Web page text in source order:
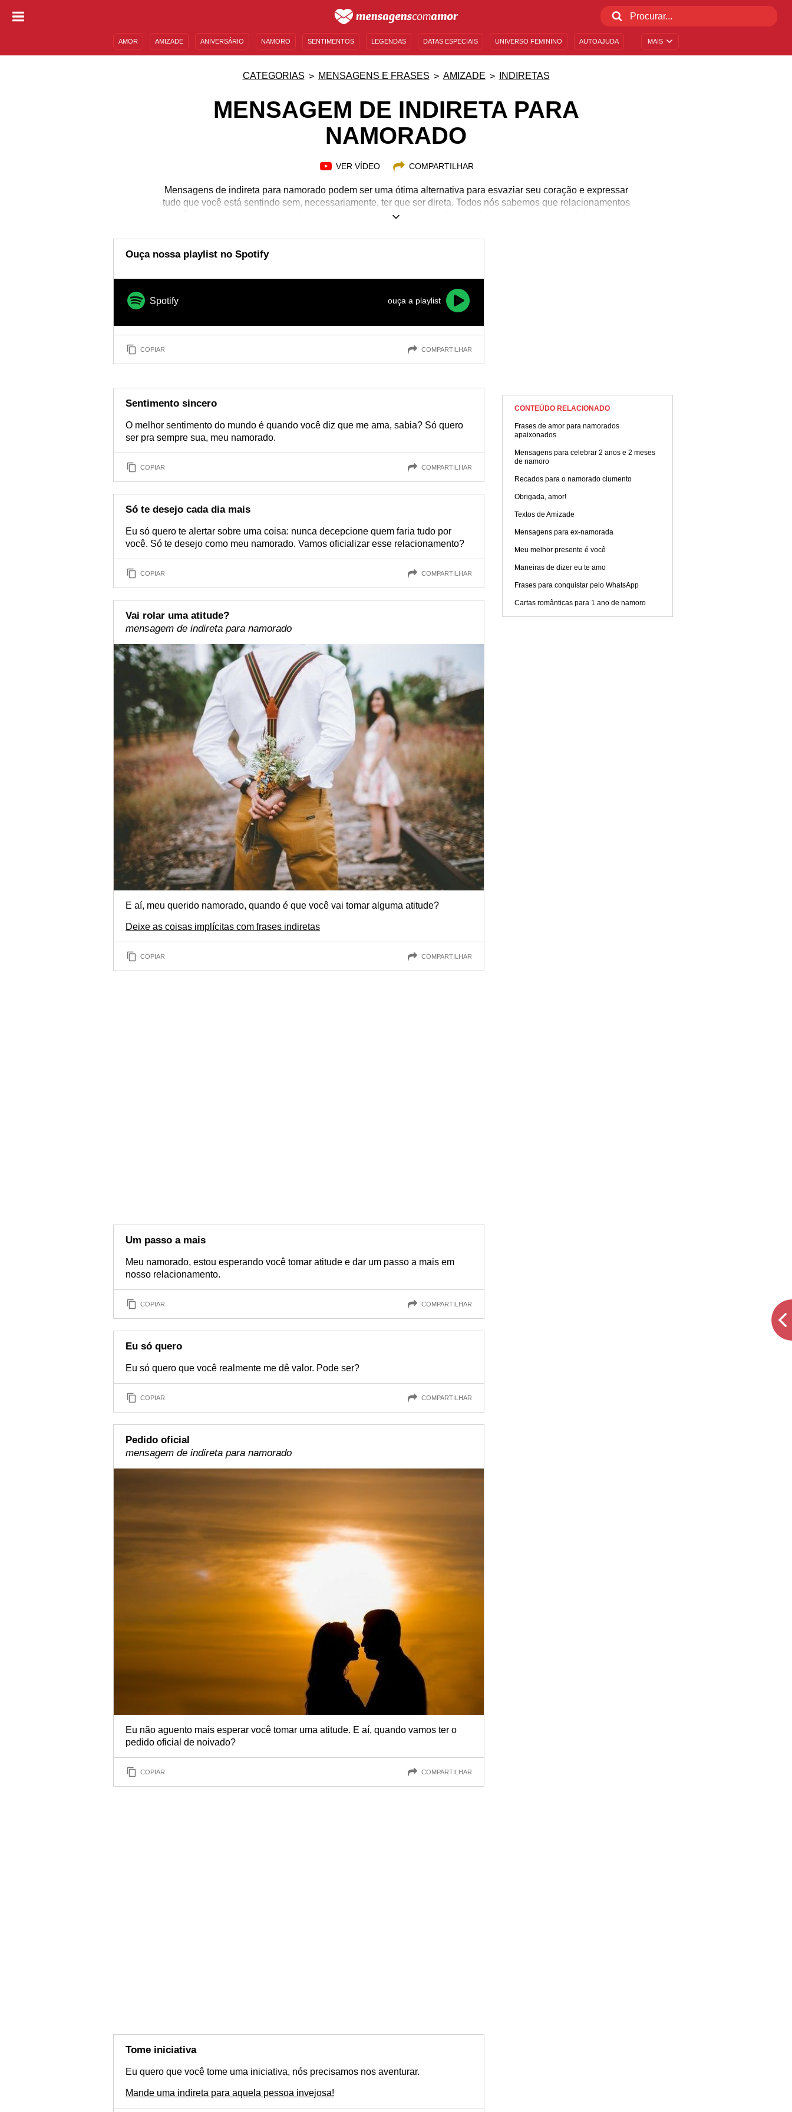
MAIS
AMOR AMIZADE ANIVERSÁRIO NAMORO SENTIMENTOS LEGENDAS DATAS ESPECIAIS UNIVERSO FEMININO AUTOAJUDA
CATEGORIAS MENSAGENS E FRASES AMIZADE INDIRETAS
MENSAGEM DE INDIRETA PARA
NAMORADO
VER VÍDEO COMPARTILHAR
Mensagens de indireta para namorado podem ser uma ótima alternativa para esvaziar seu coração e expressar
tudo que você está sentindo sem, necessariamente, ter que ser direta. Todos nós sabemos que relacionamentos
têm muitos pontos complicados quando o assunto é comunicação, afinal o ser humano por si só é muito
para namorado! Se sua imaginação não estiver muito produtiva, ou se você não for muito boa com as palavras,
conte com a nossa exclusiva seleção de mensagens de indireta para namorado, é só escolher e compartilhar!
Ouça nossa playlist no Spotify
Spotify ouça a playlist
COPIAR COMPARTILHAR
Sentimento sincero
O melhor sentimento do mundo é quando você diz que me ama, sabia? Só quero
ser pra sempre sua, meu namorado.
COPIAR COMPARTILHAR
Só te desejo cada dia mais
Eu só quero te alertar sobre uma coisa: nunca decepcione quem faria tudo por
você. Só te desejo como meu namorado. Vamos oficializar esse relacionamento?
COPIAR COMPARTILHAR
Vai rolar uma atitude?
mensagem de indireta para namorado
E aí, meu querido namorado, quando é que você vai tomar alguma atitude?
Deixe as coisas implícitas com frases indiretas
COPIAR COMPARTILHAR
Um passo a mais
Meu namorado, estou esperando você tomar atitude e dar um passo a mais em
nosso relacionamento.
COPIAR COMPARTILHAR
Eu só quero
Eu só quero que você realmente me dê valor. Pode ser?
COPIAR COMPARTILHAR
Pedido oficial
mensagem de indireta para namorado
Eu não aguento mais esperar você tomar uma atitude. E aí, quando vamos ter o
pedido oficial de noivado?
COPIAR COMPARTILHAR
Tome iniciativa
Eu quero que você tome uma iniciativa, nós precisamos nos aventurar.
Mande uma indireta para aquela pessoa invejosa!
CONTEÚDO RELACIONADO
Frases de amor para namorados
apaixonados
Mensagens para celebrar 2 anos e 2 meses
de namoro
Recados para o namorado ciumento
Obrigada, amor!
Textos de Amizade
Mensagens para ex-namorada
Meu melhor presente é você
Maneiras de dizer eu te amo
Frases para conquistar pelo WhatsApp
Cartas românticas para 1 ano de namoro